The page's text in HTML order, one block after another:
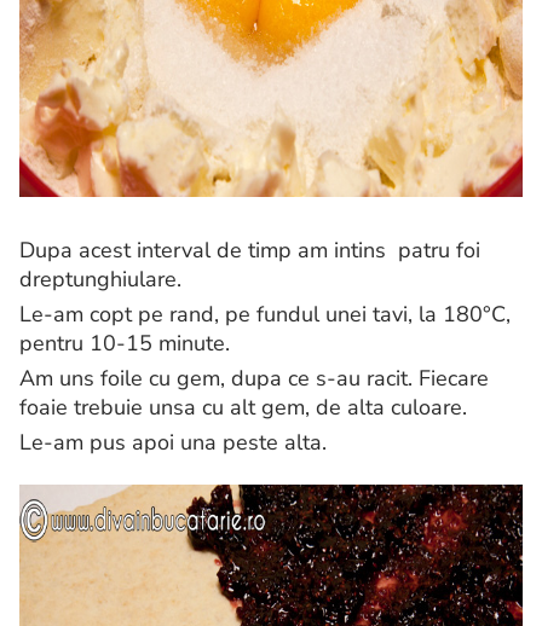
Dupa acest interval de timp am intins patru foi
dreptunghiulare.
Le-am copt pe rand, pe fundul unei tavi, la 180°C,
pentru 10-15 minute.
Am uns foile cu gem, dupa ce s-au racit. Fiecare
foaie trebuie unsa cu alt gem, de alta culoare.
Le-am pus apoi una peste alta.